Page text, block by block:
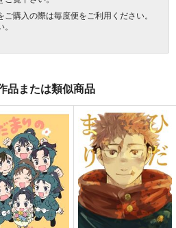
購入の際は毎度便をご利用ください。
品または類似商品